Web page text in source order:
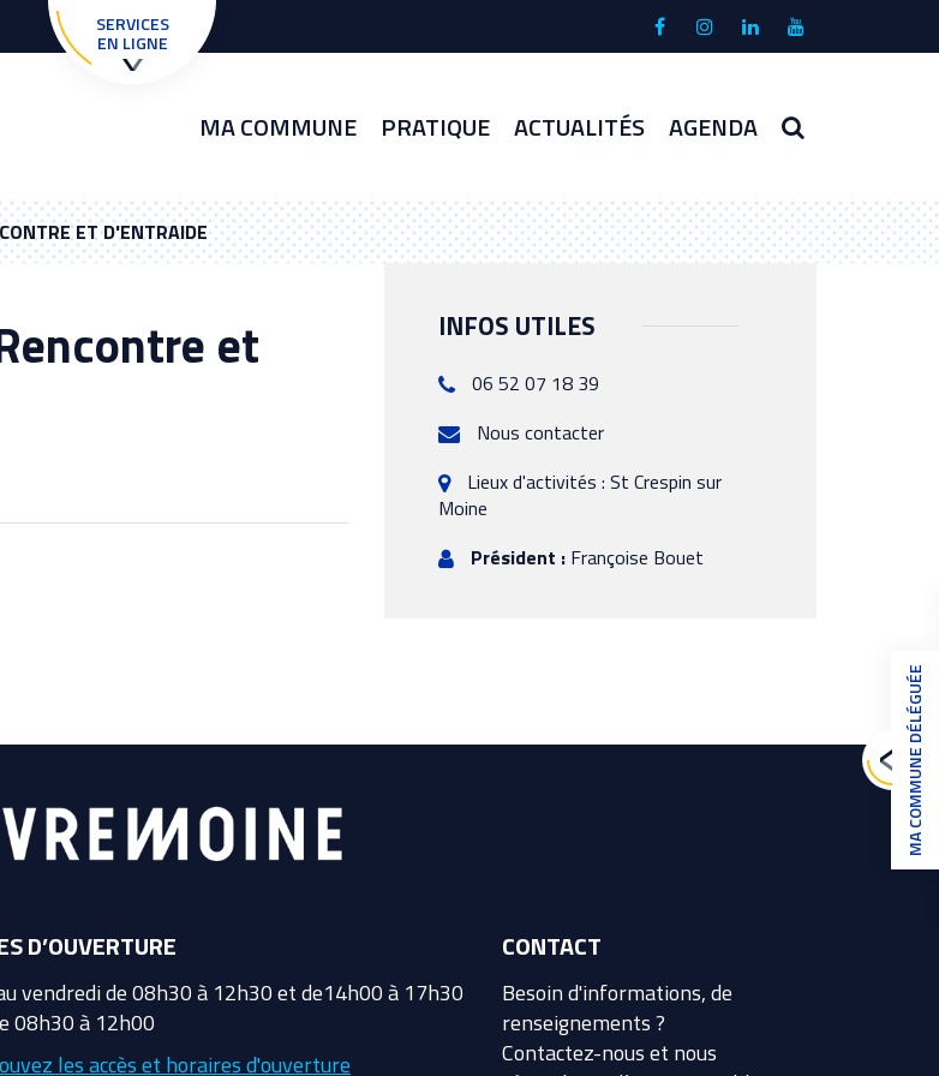
SERVICES
EN LIGNE
Lien
compte
Facebook
Lien
compte
Instagram
Lien
compte
Linkedin
Lien
chaîne
Youtube
MA COMMUNE PRATIQUE ACTUALITÉS AGENDA
ET D'ENTRAIDE
et INFOS UTILES
06 52 07 18 39
Nous contacter
Lieux d'activités : St Crespin sur
Moine
Président : Françoise Bouet
MA COMMUNE DÉLÉGUÉE
D’OUVERTURE
vendredi de 08h30 à 12h30 et de14h00 à 17h30
08h30 à 12h00
les accès et horaires d'ouverture
CONTACT
Besoin d'informations, de
renseignements ?
Contactez-nous et nous